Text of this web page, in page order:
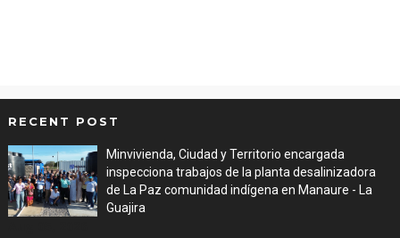
RECENT POST
Minvivienda, Ciudad y Territorio encargada
inspecciona trabajos de la planta desalinizadora
de La Paz comunidad indígena en Manaure - La
Guajira